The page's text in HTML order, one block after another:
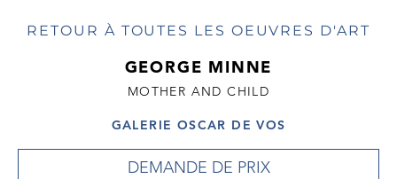
RETOUR À TOUTES LES OEUVRES D'ART
GEORGE MINNE
MOTHER AND CHILD
GALERIE OSCAR DE VOS
DEMANDE DE PRIX